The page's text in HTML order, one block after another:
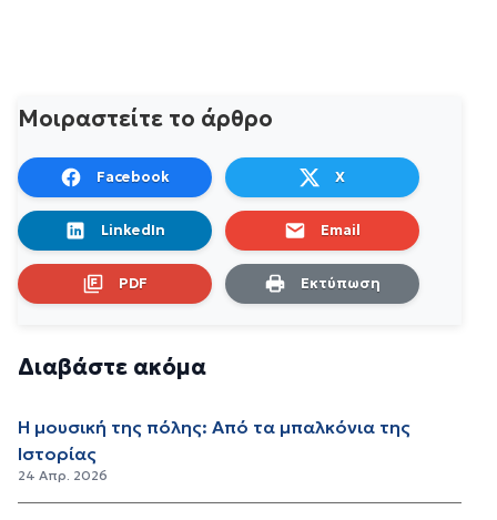
Μοιραστείτε το άρθρο
Facebook X
LinkedIn Email
PDF Εκτύπωση
Διαβάστε ακόμα
Η μουσική της πόλης: Από τα μπαλκόνια της
Ιστορίας
24 Απρ. 2026